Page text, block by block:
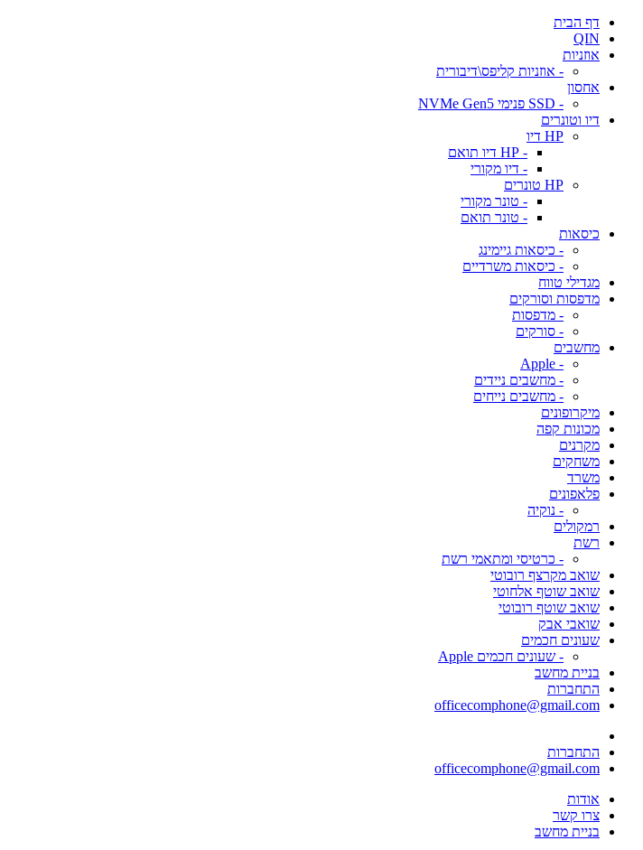
דף הבית
QIN
אוזניות
- אוזניות קליפס\דיבורית
אחסון
- SSD פנימי NVMe Gen5
דיו וטונרים
HP דיו
- HP דיו תואם
- דיו מקורי
HP טונרים
- טונר מקורי
- טונר תואם
כיסאות
- כיסאות גיימינג
- כיסאות משרדיים
מגדילי טווח
מדפסות וסורקים
- מדפסות
- סורקים
מחשבים
- Apple
- מחשבים ניידים
- מחשבים נייחים
מיקרופונים
מכונות קפה
מקרנים
משחקים
משרד
פלאפונים
- נוקיה
רמקולים
רשת
- כרטיסי ומתאמי רשת
שואב מקרצף רובוטי
שואב שוטף אלחוטי
שואב שוטף רובוטי
שואבי אבק
שעונים חכמים
- שעונים חכמים Apple
בניית מחשב
התחברות
officecomphone@gmail.com
התחברות
officecomphone@gmail.com
אודות
צרו קשר
בניית מחשב